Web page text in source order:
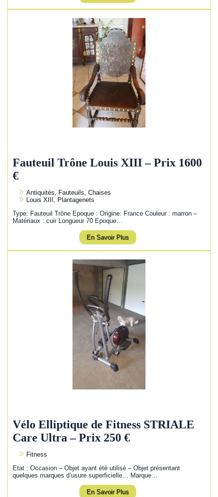
Fauteuil Trône Louis XIII – Prix 1600
€
Antiquités, Fauteuils, Chaises
Louis XIII, Plantagenets
Type: Fauteuil Trône Epoque : Origine: France Couleur : marron –
Matériaux : cuir Longueur 70 Epoque…
En Savoir Plus
Vélo Elliptique de Fitness STRIALE
Care Ultra – Prix 250 €
Fitness
Etat : Occasion – Objet ayant été utilisé – Objet présentant
quelques marques d’usure superficielle… Marque…
En Savoir Plus